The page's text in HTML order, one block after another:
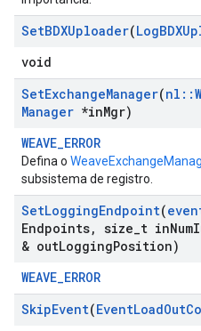
SetBDXUploader(Log
void
SetExchangeManager(nl ::
Manager *inMgr)
WEAVE_ERROR
Defina o
subsistema de registro.
SetLoggingEndpoint(
Endpoints, size t inNum
& outLoggingPosition)
WEAVE_ERROR
SkipEvent(EventLoadOut